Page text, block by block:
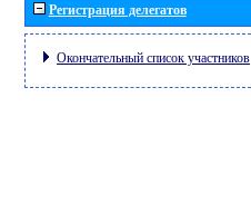
Регистрация делегатов
Окончательный список участников